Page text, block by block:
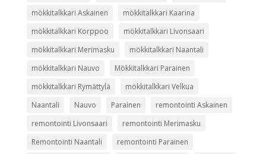
mökkitalkkari Askainen
mökkitalkkari Kaarina
mökkitalkkari Korppoo
mökkitalkkari Livonsaari
mökkitalkkari Merimasku
mökkitalkkari Naantali
mökkitalkkari Nauvo
Mökkitalkkari Parainen
mökkitalkkari Rymättylä
mökkitalkkari Velkua
Naantali
Nauvo Parainen
remontointi Askainen
remontointi Livonsaari
remontointi Merimasku
Remontointi Naantali
remontointi Parainen